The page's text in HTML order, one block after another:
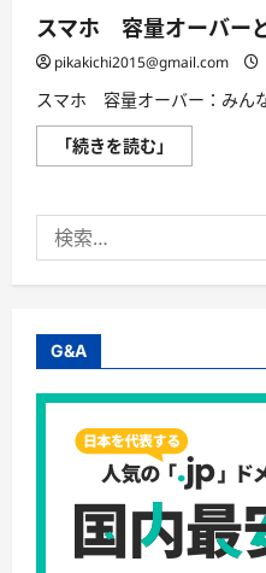
ト!!
【徹
底
解
説】
に
つ
さ
読
スマホ 容量オーバー
pikakichi2015@gmail.com
スマホ 容量オーバー：みん
「続きを読む」
マ
量
バ
ー
に
い
さ
ら
に
読
索:
G&A